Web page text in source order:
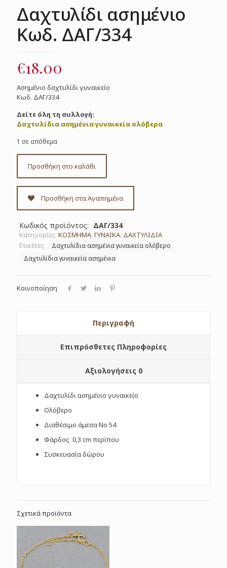
Δαχτυλίδι ασημένιο
Κωδ. ΔΑΓ/334
€18.00
Ασημένιο δαχτυλίδι γυναικείο
Κωδ. ΔΑΓ/334
Δείτε όλη τη συλλογή:
Δαχτυλίδια ασημένια γυναικεία ολόβερα
1 σε απόθεμα
Προσθήκη στο καλάθι
Προσθήκη στα Αγαπημένα
Κωδικός προϊόντος: ΔΑΓ/334
Κατηγορίες: ΚΟΣΜΗΜΑ,ΓΥΝΑΙΚΑ, ΔΑΧΤΥΛΙΔΙΑ
Ετικέτες:
Δαχτυλίδια ασημένια γυναικεία ολόβερο
Δαχτυλίδια γυναικεία ασημένια
Κοινοποίηση
Περιγραφή
Επιπρόσθετες Πληροφορίες
Αξιολογήσεις 0
Δαχτυλίδι ασημένιο γυναικείο
Ολόβερο
Διαθέσιμο άμεσα Νο 54
Φάρδος 0,3 cm περίπου
Συσκευασία δώρου
Σχετικά προϊόντα